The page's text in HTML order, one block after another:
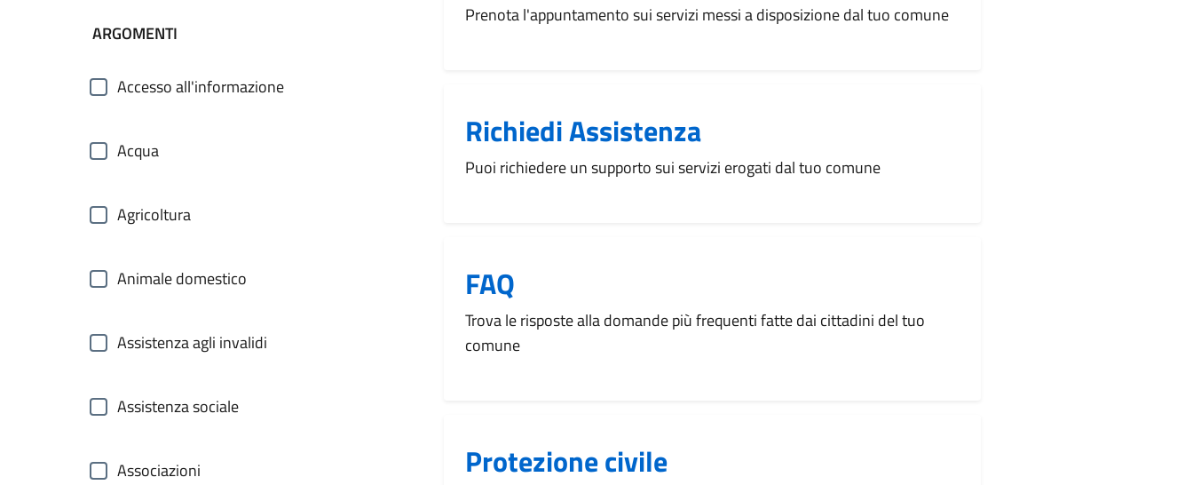
ARGOMENTI
Accesso all'informazione
Acqua
Agricoltura
Animale domestico
Assistenza agli invalidi
Assistenza sociale
Associazioni
Prenota l'appuntamento sui servizi messi a disposizione dal tuo comune
Richiedi Assistenza
Puoi richiedere un supporto sui servizi erogati dal tuo comune
FAQ
Trova le risposte alla domande più frequenti fatte dai cittadini del tuo
comune
Protezione civile